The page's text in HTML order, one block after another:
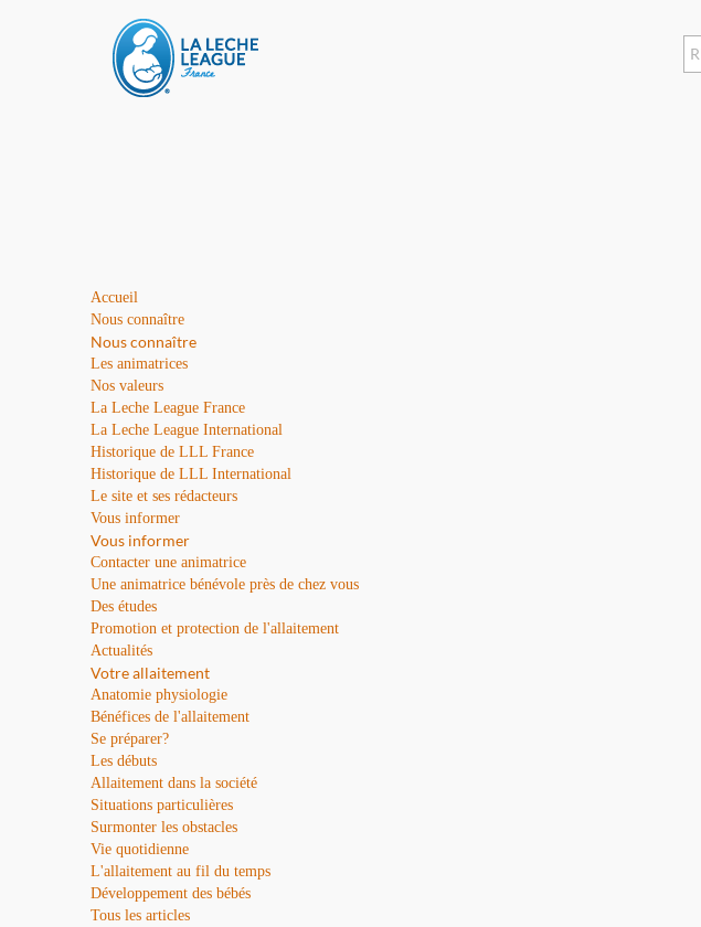
Accueil
Nous connaître
Nous connaître
Les animatrices
Nos valeurs
La Leche League France
La Leche League International
Historique de LLL France
Historique de LLL International
Le site et ses rédacteurs
Vous informer
Vous informer
Contacter une animatrice
Une animatrice bénévole près de chez vous
Des études
Promotion et protection de l'allaitement
Actualités
Votre allaitement
Anatomie physiologie
Bénéfices de l'allaitement
Se préparer?
Les débuts
Allaitement dans la société
Situations particulières
Surmonter les obstacles
Vie quotidienne
L'allaitement au fil du temps
Développement des bébés
Tous les articles